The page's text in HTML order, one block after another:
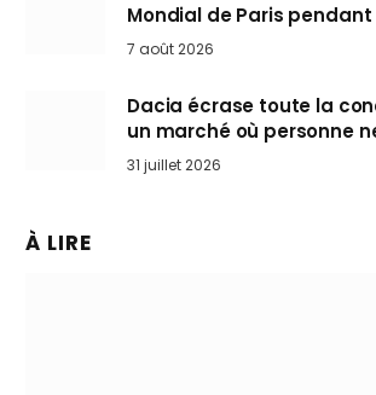
Mondial de Paris pendant
Mini désertent le salon
7 août 2026
Dacia écrase toute la
un marché où personne
31 juillet 2026
À LIRE